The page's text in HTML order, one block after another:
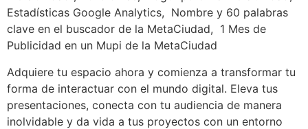
Estadísticas Google Analytics, Nombre y 60 palabras
clave en el buscador de la MetaCiudad, 1 Mes de
Publicidad en un Mupi de la MetaCiudad
Adquiere tu espacio ahora y comienza a transformar tu
forma de interactuar con el mundo digital. Eleva tus
presentaciones, conecta con tu audiencia de manera
inolvidable y da vida a tus proyectos con un entorno